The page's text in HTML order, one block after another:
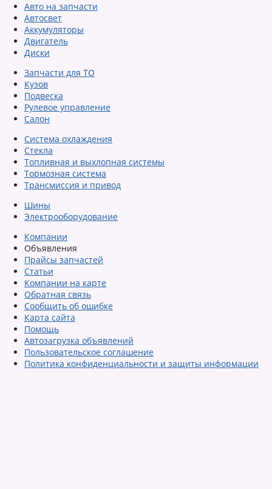
Авто на запчасти
Автосвет
Аккумуляторы
Двигатель
Диски
Запчасти для ТО
Кузов
Подвеска
Рулевое управление
Салон
Система охлаждения
Стекла
Топливная и выхлопная системы
Тормозная система
Трансмиссия и привод
Шины
Электрооборудование
Компании
Объявления
Прайсы запчастей
Статьи
Компании на карте
Обратная связь
Сообщить об ошибке
Карта сайта
Помощь
Автозагрузка объявлений
Пользовательское соглашение
Политика конфиденциальности и защиты информации